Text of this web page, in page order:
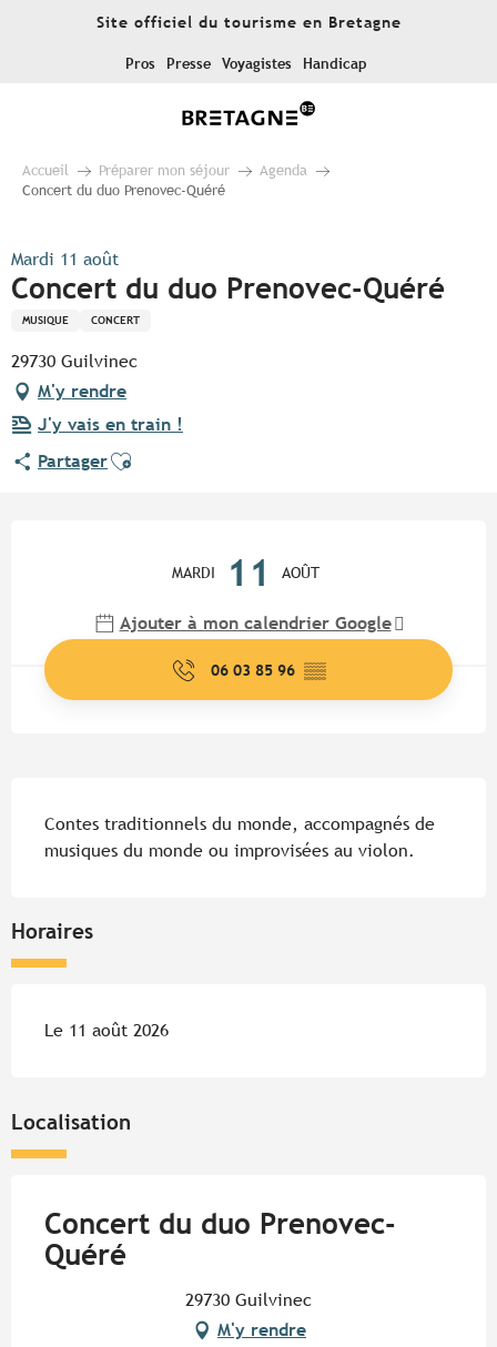
Site officiel du tourisme en Bretagne
Pros Presse Voyagistes Handicap
Accueil Préparer mon séjour
Agenda
Concert du duo Prenovec-Quéré
Mardi 11 août
Concert du duo Prenovec-Quéré
MUSIQUE CONCERT
29730 Guilvinec
M'y rendre
J'y vais en train !
PartagerAjouter aux favoris
MARDI 11 AOÛT
Ajouter à mon calendrier Google
06 03 85 96 ▒▒
Contes traditionnels du monde, accompagnés de
musiques du monde ou improvisées au violon.
Horaires
Le 11 août 2026
Localisation
Concert du duo Prenovec-
Quéré
29730 Guilvinec
M'y rendre